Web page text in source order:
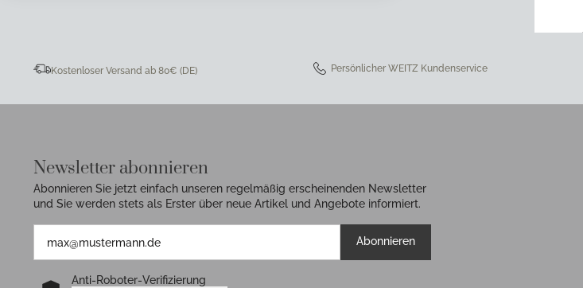
Kostenloser Versand ab 80€ (DE) Persönlicher WEITZ Kundenservice
Newsletter abonnieren
Abonnieren Sie jetzt einfach unseren regelmäßig erscheinenden Newsletter
und Sie werden stets als Erster über neue Artikel und Angebote informiert.
Abonnieren
Anti-Roboter-Verifizierung